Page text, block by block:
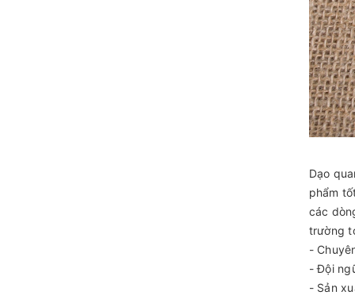
Dạo
phẩm
các
trường
-
- Đội
- Sản